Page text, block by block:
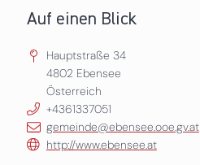
Auf einen Blick
Hauptstraße 34
4802 Ebensee
Österreich
+4361337051
gemeinde@ebensee.ooe.gv.at
http://www.ebensee.at